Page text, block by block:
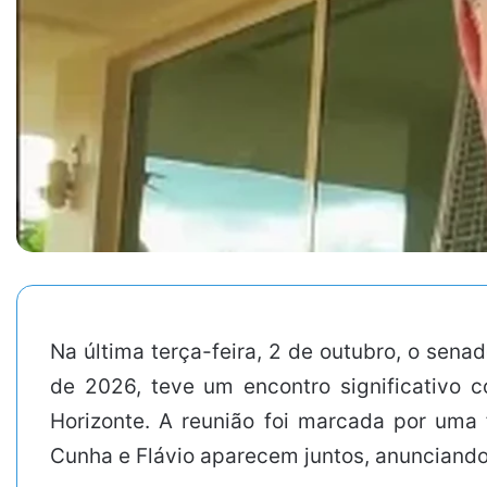
Na última terça-feira, 2 de outubro, o
de 2026, teve um encontro significativo
Horizonte. A reunião foi marcada por
Cunha e Flávio aparecem juntos,